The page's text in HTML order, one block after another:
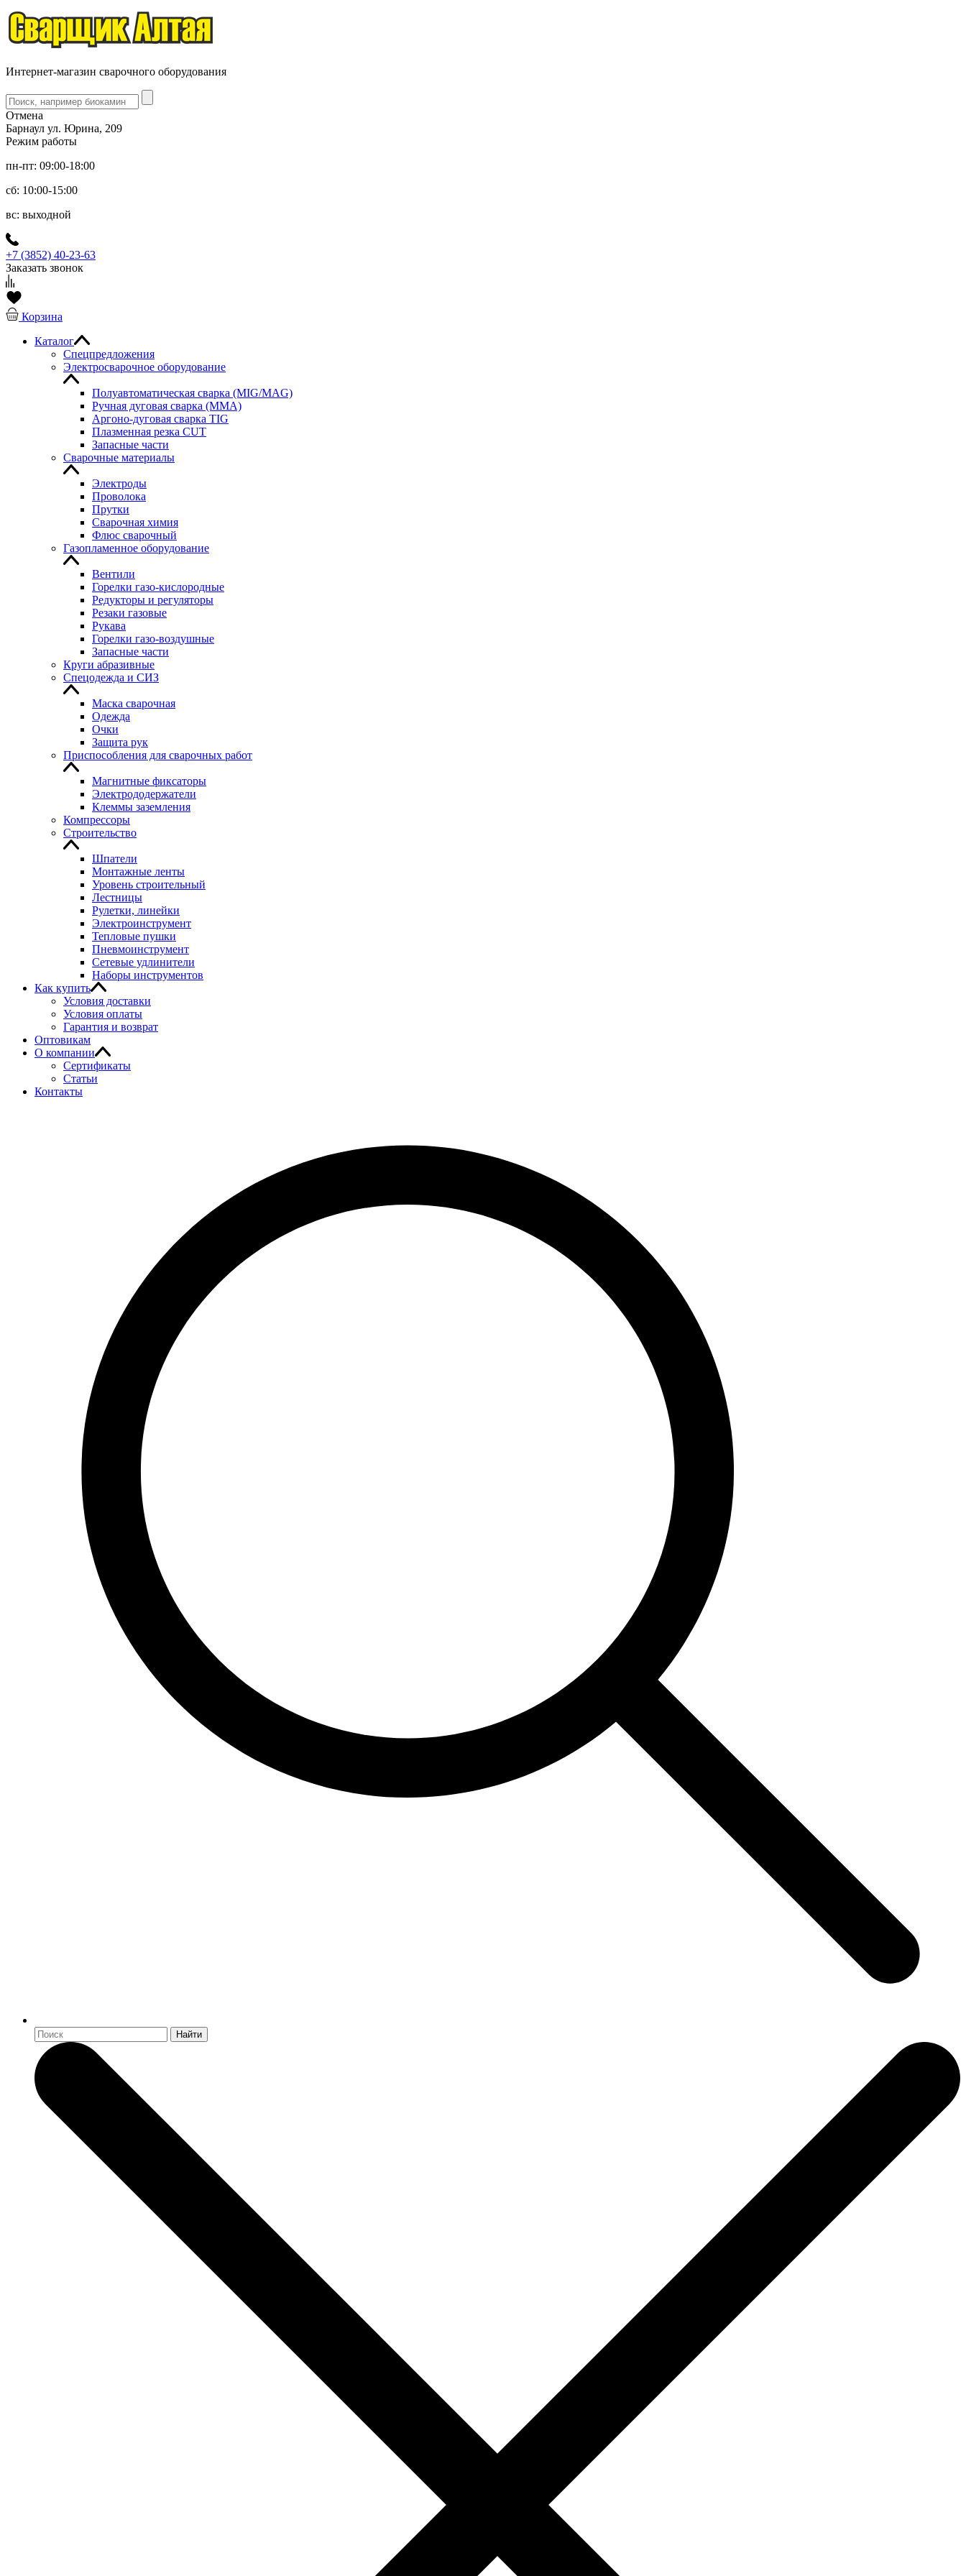
Интернет-магазин сварочного оборудования
Отмена
Барнаул ул. Юрина, 209
Режим работы
пн-пт: 09:00-18:00
сб: 10:00-15:00
вс: выходной
+7 (3852) 40-23-63
Заказать звонок
Корзина
Каталог
Спецпредложения
Электросварочное оборудование
Полуавтоматическая сварка (MIG/MAG)
Ручная дуговая сварка (MMA)
Аргоно-дуговая сварка TIG
Плазменная резка CUT
Запасные части
Сварочные материалы
Электроды
Проволока
Прутки
Сварочная химия
Флюс сварочный
Газопламенное оборудование
Вентили
Горелки газо-кислородные
Редукторы и регуляторы
Резаки газовые
Рукава
Горелки газо-воздушные
Запасные части
Круги абразивные
Спецодежда и СИЗ
Маска сварочная
Одежда
Очки
Защита рук
Приспособления для сварочных работ
Магнитные фиксаторы
Электрододержатели
Клеммы заземления
Компрессоры
Строительство
Шпатели
Монтажные ленты
Уровень строительный
Лестницы
Рулетки, линейки
Электроинструмент
Тепловые пушки
Пневмоинструмент
Сетевые удлинители
Наборы инструментов
Как купить
Условия доставки
Условия оплаты
Гарантия и возврат
Оптовикам
О компании
Сертификаты
Статьи
Контакты
Найти